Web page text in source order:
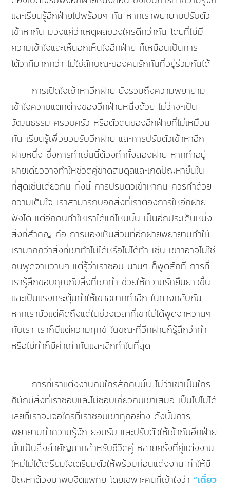
และเรียนรู้อีกฝ่ายไปพร้อมๆ กัน หากเราพยายามปรับตัว
เข้าหากัน มองแค่ว่าเหตุผลของใครดีกว่ากัน โดยที่ไม่มี
ความเข้าใจและเห็นอกเห็นใจอีกฝ่าย ก็เหมือนเป็นการ
โต้วาทีมากกว่า ไม่ใช่ลักษณะของคนรักกันที่อยู่ร่วมกันได้
การเปิดใจเข้าหาอีกฝ่าย ยังรวมถึงความพยายาม
เข้าใจความแตกต่างของอีกฝ่ายหนึ่งด้วย ไม่ว่าจะเป็น
วัฒนธรรม ครอบครัว หรือตัวตนของอีกฝ่ายที่ไม่เหมือน
กัน เรียนรู้เพื่อยอมรับอีกฝ่าย และการปรับตัวเข้าหาอีก
ฝ่ายหนึ่ง ซึ่งการทำเช่นนี้ต้องทำทั้งสองฝ่าย หากทำอยู่
ฝ่ายเดียวอาจทำให้ชีวิตคู่ขาดสมดุลและเกิดปัญหาขึ้นใน
ที่สุดเช่นเดียวกัน ทั้งนี้ การปรับตัวเข้าหากัน ควรทำด้วย
ความเต็มใจ เราสามารถบอกสิ่งที่เราต้องการให้อีกฝ่าย
ฟังได้ แต่อีกคนทำให้เราได้แค่ไหนนั้น เป็นอีกประเด็นหนึ่ง
สิ่งที่สำคัญ คือ การมองเห็นส่วนที่อีกฝ่ายพยายามทำให้
เรามากกว่าสิ่งที่เขาทำไม่ได้หรือไม่ได้ทำ เช่น เขาาอาจไม่ใช่
คนพูดจาหวานๆ แต่รู้ว่าเราชอบ นานๆ ก็พูดสักที การที่
เรารู้สึกขอบคุณกับสิ่งที่เขาทำ ช่วยให้ความรักยืนยาวขึ้น
และเป็นแรงกระตุ้นทำให้เขาอยากทำอีก ในทางกลับกัน
หากเรามัวแต่คิดถึงแต่ในช่วงเวลาที่เขาไม่ได้พูดจาหวานๆ
กับเรา เราก็มีแต่ความทุกข์ ในขณะที่อีกฝ่ายก็รู้สึกว่าทำ
หรือไม่ทำก็มีค่าเท่ากันและเลิกทำในที่สุด
การที่เราแต่งงานกับใครสักคนนั้น ไม่ว่าเขาเป็นใคร
ก็มักมีสิ่งที่เราชอบและไม่ชอบเกี่ยวกับเขาเสมอ เป็นไปไม่ได้
เลยที่เราจะเจอใครที่เราชอบเขาทุกอย่าง ดังนั้นการ
พยายามทำความรู้จัก ยอมรับ และปรับตัวให้เข้ากับอีกฝ่าย
นั้นเป็นสิ่งสำคัญมากสำหรับชีวิตคู่ หลายครั้งที่คู่แต่งงาน
ใหม่ไม่ได้เตรียมใจเตรียมตัวให้พร้อมก่อนแต่งงาน ทำให้มี
ปัญหาต้องมาพบจิตแพทย์ โดยเฉพาะคนที่เข้าใจว่า“เดี๋ยว